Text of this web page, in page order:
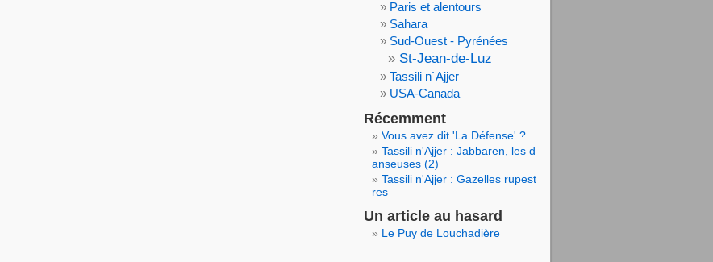
Paris et alentours
Sahara
Sud-Ouest - Pyrénées
St-Jean-de-Luz
Tassili n`Ajjer
USA-Canada
Récemment
Vous avez dit 'La Défense' ?
Tassili n'Ajjer : Jabbaren, les d
anseuses (2)
Tassili n'Ajjer : Gazelles rupest
res
Un article au hasard
Le Puy de Louchadière